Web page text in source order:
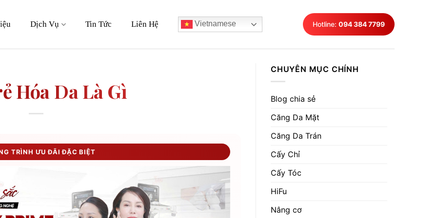
Dịch Vụ Tin Tức Liên Hệ Vietnamese Hotline: 094 384 7799
Hóa Da Là Gì
TRÌNH ƯU ĐÃI ĐẶC BIỆT
CHUYÊN MỤC CHÍNH
Blog chia sẻ
Căng Da Mặt
Căng Da Trán
Cấy Chỉ
Cấy Tóc
HiFu
Nâng cơ